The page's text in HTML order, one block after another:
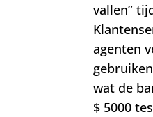
vallen”
agenten
wat de
$ 5000